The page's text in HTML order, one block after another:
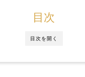
目次を開く
目次